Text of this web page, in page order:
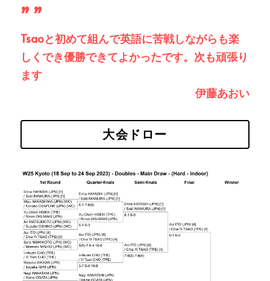
” ”
Tsaoと初めて組んで英語に苦戦しながらも楽
しくでき優勝できてよかったです。次も頑張り
ます
伊藤あおい
大会ドロー